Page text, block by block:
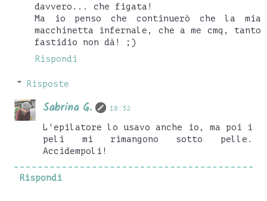
davvero... che figata!
Ma io penso che continuerò che la mia
macchinetta infernale, che a me cmq, tanto
fastidio non dà! ;)
Rispondi
Risposte
Sabrina G. 18:32
L'epilatore lo usavo anche io, ma poi i
peli mi rimangono sotto pelle.
Accidempoli!
Rispondi